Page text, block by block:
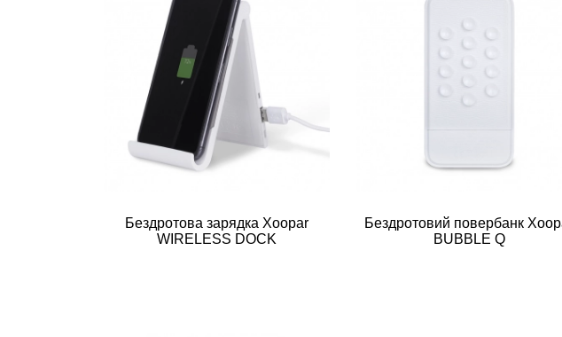
Бездротова зарядка Xoopar
WIRELESS DOCK
Бездротовий повербанк
BUBBLE Q